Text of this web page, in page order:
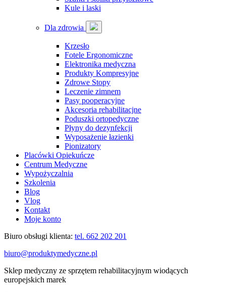
Kule i laski
Dla zdrowia
Krzesło
Fotele Ergonomiczne
Elektronika medyczna
Produkty Kompresyjne
Zdrowe Stopy
Leczenie zimnem
Pasy pooperacyjne
Akcesoria rehabilitacjne
Poduszki ortopedyczne
Płyny do dezynfekcji
Wyposażenie łazienki
Pionizatory
Placówki Opiekuńcze
Centrum Medyczne
Wypożyczalnia
Szkolenia
Blog
Vlog
Kontakt
Moje konto
Biuro obsługi klienta: tel. 662 202 201
biuro@produktymedyczne.pl
Sklep medyczny ze sprzętem rehabilitacyjnym wiodących
europejskich marek